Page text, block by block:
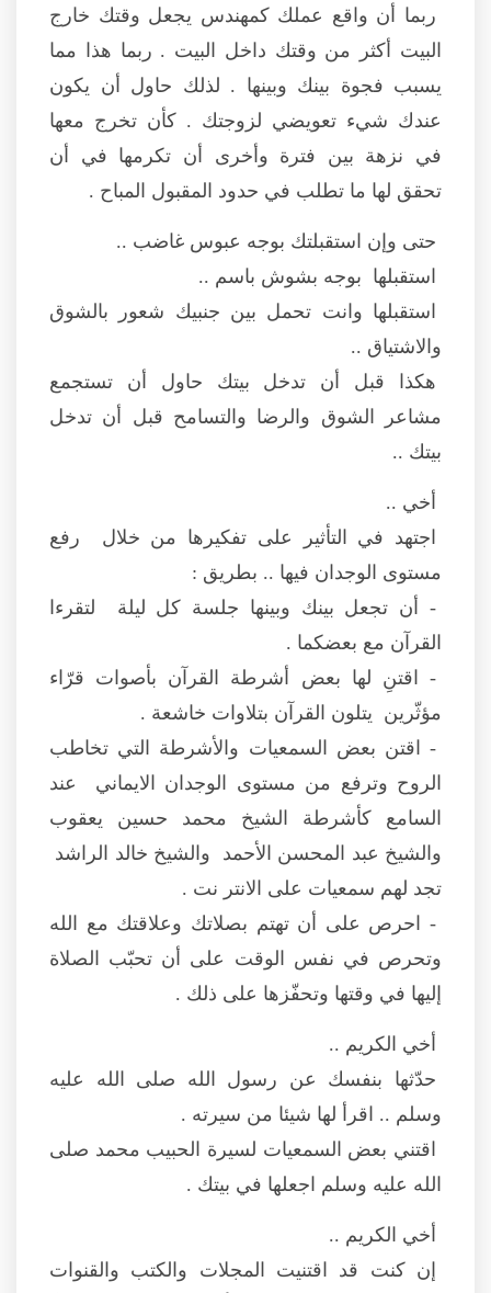
ربما أن واقع عملك كمهندس يجعل وقتك خارج
البيت أكثر من وقتك داخل البيت . ربما هذا مما
يسبب فجوة بينك وبينها . لذلك حاول أن يكون
عندك شيء تعويضي لزوجتك . كأن تخرج معها
في نزهة بين فترة وأخرى أن تكرمها في أن
تحقق لها ما تطلب في حدود المقبول المباح .
حتى وإن استقبلتك بوجه عبوس غاضب ..
استقبلها بوجه بشوش باسم ..
استقبلها وانت تحمل بين جنبيك شعور بالشوق
والاشتياق ..
هكذا قبل أن تدخل بيتك حاول أن تستجمع
مشاعر الشوق والرضا والتسامح قبل أن تدخل
بيتك ..
أخي ..
اجتهد في التأثير على تفكيرها من خلال رفع
مستوى الوجدان فيها .. بطريق :
- أن تجعل بينك وبينها جلسة كل ليلة لتقرءا
القرآن مع بعضكما .
- اقتنِ لها بعض أشرطة القرآن بأصوات قرّاء
مؤثّرين يتلون القرآن بتلاوات خاشعة .
- اقتن بعض السمعيات والأشرطة التي تخاطب
الروح وترفع من مستوى الوجدان الايماني عند
السامع كأشرطة الشيخ محمد حسين يعقوب
والشيخ عبد المحسن الأحمد والشيخ خالد الراشد
تجد لهم سمعيات على الانتر نت .
- احرص على أن تهتم بصلاتك وعلاقتك مع الله
وتحرص في نفس الوقت على أن تحبّب الصلاة
إليها في وقتها وتحفّزها على ذلك .
أخي الكريم ..
حدّثها بنفسك عن رسول الله صلى الله عليه
وسلم .. اقرأ لها شيئا من سيرته .
اقتني بعض السمعيات لسيرة الحبيب محمد صلى
الله عليه وسلم اجعلها في بيتك .
أخي الكريم ..
إن كنت قد اقتنيت المجلات والكتب والقنوات